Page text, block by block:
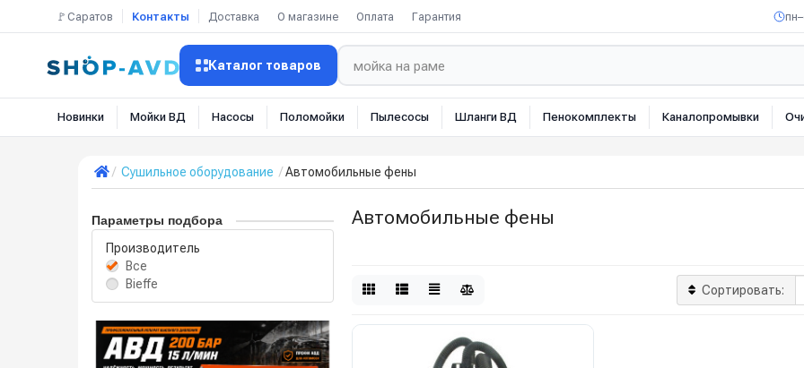
🚩Саратов Контакты Доставка О магазине Оплата Гарантия
Каталог товаров
Новинки Мойки ВД Насосы Поломойки Пылесосы Шланги ВД Пенокомплекты Каналопромывки
Сушильное оборудование Автомобильные фены
Параметры подбора
Производитель
Все
Bieffe
Автомобильные фены
Сортировать: